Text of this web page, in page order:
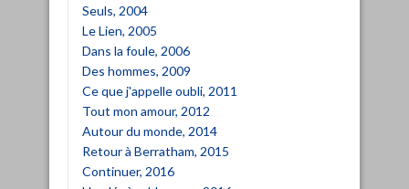
Seuls, 2004
Le Lien, 2005
Dans la foule, 2006
Des hommes, 2009
Ce que j'appelle oubli, 2011
Tout mon amour, 2012
Autour du monde, 2014
Retour à Berratham, 2015
Continuer, 2016